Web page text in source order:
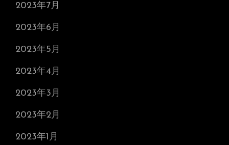
2023年7月
2023年6月
2023年5月
2023年4月
2023年3月
2023年2月
2023年1月